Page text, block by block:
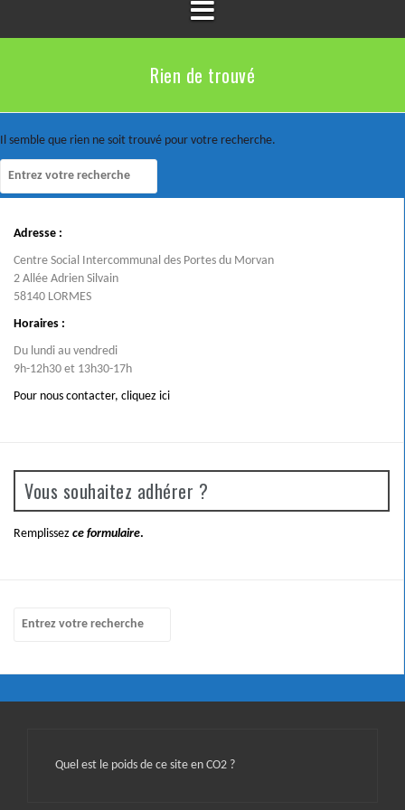
Rien de trouvé
Il semble que rien ne soit trouvé pour votre recherche.
Adresse :
Centre Social Intercommunal des Portes du Morvan
2 Allée Adrien Silvain
58140 LORMES
Horaires :
Du lundi au vendredi
9h-12h30 et 13h30-17h
Pour nous contacter, cliquez ici
Vous souhaitez adhérer ?
Remplissez ce formulaire.
Quel est le poids de ce site en CO2 ?